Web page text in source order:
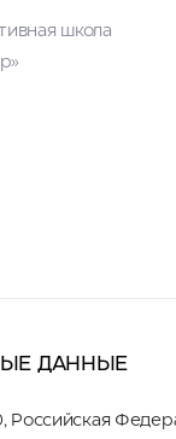
школа
ДАННЫЕ
, Российская